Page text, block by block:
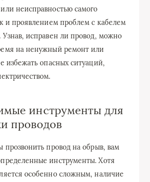
неисправностью самого
и проявлением проблем с кабелем
исправен ли провод, можно
на ненужный ремонт или
избежать опасных ситуаций,
инструменты для
проводов
прозвонить провод на обрыв, вам
инструменты. Хотя
особенно сложным, наличие